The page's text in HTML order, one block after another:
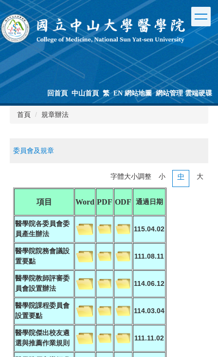
跳
到
主
要
內
容
區
塊
回首頁 中山首頁 繁 EN 網站地圖 網站管理 雲端硬碟
首頁 規章辦法
委員會及規章
字體大小調整 小 中 大
項目 Word PDF ODF 通過日期
醫學院各委員會委
員產生辦法
115.04.02
醫學院院務會議設
置要點
111.08.11
醫學院教師評審委
員會設置辦法
114.06.12
醫學院課程委員會
設置要點
114.03.04
醫學院傑出校友遴
選與推薦作業規則
111.11.02